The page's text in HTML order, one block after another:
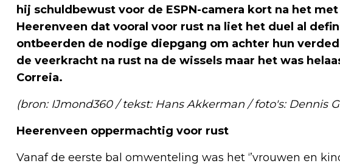
hij schuldbewust voor de ESPN-camera kort na het
Heerenveen dat vooral voor rust na liet het duel al
ontbeerden de nodige diepgang om achter hun
de veerkracht na rust na de wissels maar het was
Correia.
(bron: IJmond360 / tekst: Hans Akkerman / foto's: Dennis
Heerenveen oppermachtig voor rust
Vanaf de eerste bal omwenteling was het ‘’vrouwen en